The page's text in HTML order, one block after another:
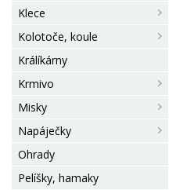
Klece
Kolotoče, koule
Králíkárny
Krmivo
Misky
Napáječky
Ohrady
Pelíšky, hamaky